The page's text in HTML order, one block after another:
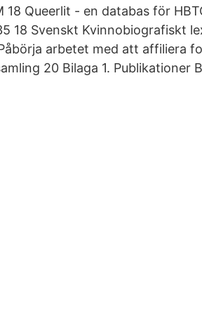
18 Queerlit - en databas för
18 Svenskt Kvinnobiografiskt
arbetet med att affiliera
20 Bilaga 1. Publikationer